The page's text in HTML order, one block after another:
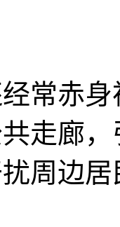
常赤
走廊
周边